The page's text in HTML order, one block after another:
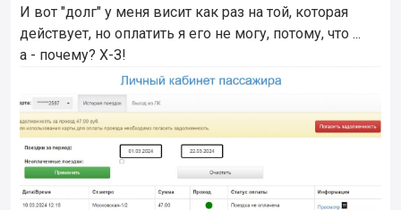
И вот "долг" у меня висит как раз на той, которая
действует, но оплатить я его не могу, потому, что ...
а - почему? Х-З!